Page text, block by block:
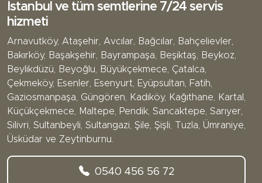
İstanbul ve tüm semtlerine 7/24 servis
hizmeti
Arnavutköy, Ataşehir, Avcılar, Bağcılar, Bahçelievler,
Bakırköy, Başakşehir, Bayrampaşa, Beşiktaş, Beykoz,
Beylikdüzü, Beyoğlu, Büyükçekmece, Çatalca,
Çekmeköy, Esenler, Esenyurt, Eyüpsultan, Fatih,
Gaziosmanpaşa, Güngören, Kadıköy, Kağıthane, Kartal,
Küçükçekmece, Maltepe, Pendik, Sancaktepe, Sarıyer,
Silivri, Sultanbeyli, Sultangazi, Şile, Şişli, Tuzla, Ümraniye,
Üsküdar ve Zeytinburnu.
0540 456 56 72